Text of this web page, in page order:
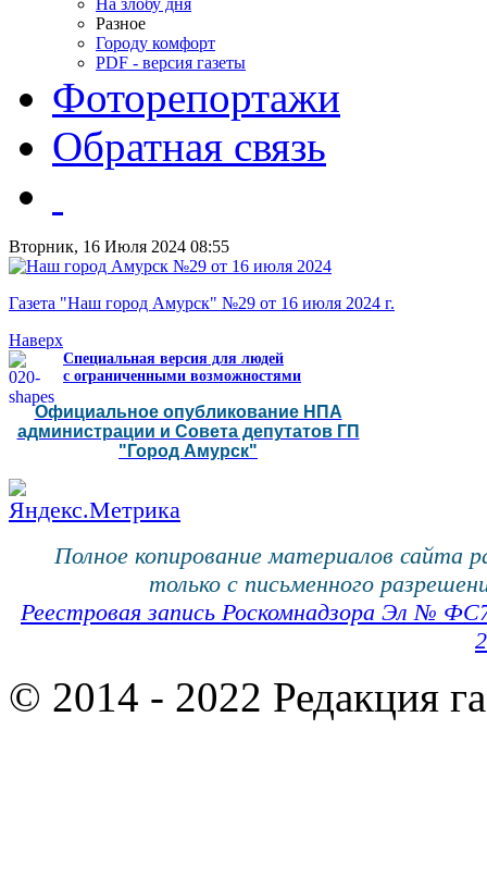
На злобу дня
Разное
Городу комфорт
PDF - версия газеты
Фоторепортажи
Обратная связь
Вторник, 16 Июля 2024 08:55
Газета "Наш город Амурск" №29 от 16 июля 2024 г.
Наверх
Специальная версия для людей
с ограниченными возможностями
Официальное опубликование НПА
администрации и Совета депутатов ГП
"Город Амурск"
Полное копирование материалов сайта
только с письменного
Реестровая запись Роскомнадзора Эл №
© 2014 - 2022 Редакция